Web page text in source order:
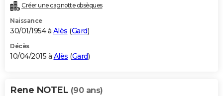
Créer une cagnotte obsèques
Naissance
30/01/1954 à Alès (Gard)
Décès
10/04/2015 à Alès (Gard)
Rene NOTEL (90 ans)